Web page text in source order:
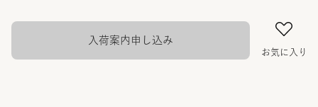
お気に入り
入荷案内申し込み